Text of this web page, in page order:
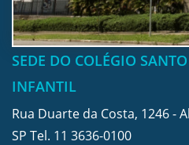
SEDE DO COLÉGIO
INFANTIL
Rua Duarte da Costa, 1246 -
SP Tel. 11 3636-0100